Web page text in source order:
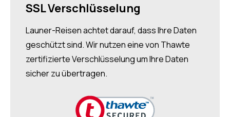
SSL Verschlüsselung
Launer-Reisen achtet darauf, dass Ihre Daten
geschützt sind. Wir nutzen eine von Thawte
zertifizierte Verschlüsselung um Ihre Daten
sicher zu übertragen.